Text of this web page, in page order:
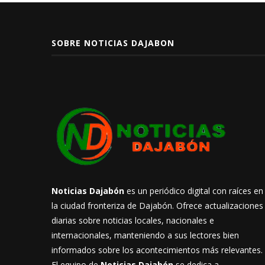
SOBRE NOTICIAS DAJABON
Noticias Dajabón es un periódico digital con raíces en
la ciudad fronteriza de Dajabón. Ofrece actualizaciones
diarias sobre noticias locales, nacionales e
internacionales, manteniendo a sus lectores bien
informados sobre los acontecimientos más relevantes.